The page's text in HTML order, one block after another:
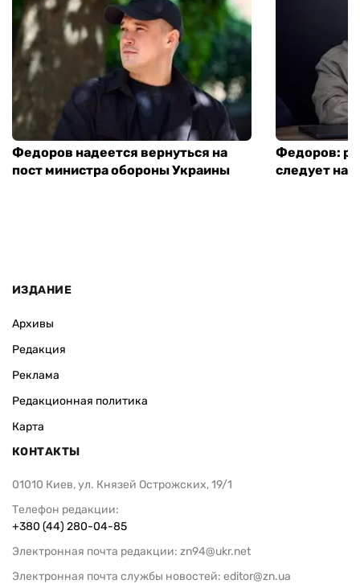
Федоров надеется вернуться на
пост министра обороны Украины
Федоров:
следует
ИЗДАНИЕ
Архивы
Редакция
Реклама
Редакционная политика
Карта
КОНТАКТЫ
01010 Киев, ул. Князей Острожских, 19/1
Телефон редакции:
+380 (44) 280-04-85
Электронная почта редакции: zn94@ukr.net
Электронная почта службы новостей: editor@zn.ua